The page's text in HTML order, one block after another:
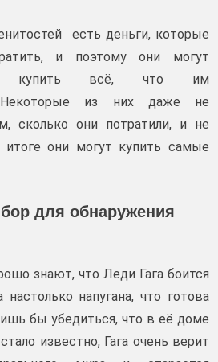
есть деньги, которые
и поэтому они могут
купить всё, что им
Некоторые из них даже не
сколько они потратили, и не
они могут купить самые
для обнаружения
знают, что Леди Гага боится
настолько напугана, что готова
бы убедиться, что в её доме
известно, Гага очень верит